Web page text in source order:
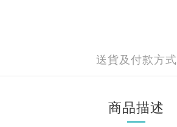
送貨及付款方式
商品描述